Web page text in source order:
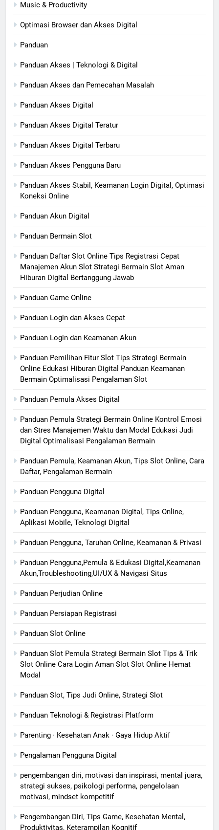
Music & Productivity
Optimasi Browser dan Akses Digital
Panduan
Panduan Akses | Teknologi & Digital
Panduan Akses dan Pemecahan Masalah
Panduan Akses Digital
Panduan Akses Digital Teratur
Panduan Akses Digital Terbaru
Panduan Akses Pengguna Baru
Panduan Akses Stabil, Keamanan Login Digital, Optimasi
Koneksi Online
Panduan Akun Digital
Panduan Bermain Slot
Panduan Daftar Slot Online Tips Registrasi Cepat
Manajemen Akun Slot Strategi Bermain Slot Aman
Hiburan Digital Bertanggung Jawab
Panduan Game Online
Panduan Login dan Akses Cepat
Panduan Login dan Keamanan Akun
Panduan Pemilihan Fitur Slot Tips Strategi Bermain
Online Edukasi Hiburan Digital Panduan Keamanan
Bermain Optimalisasi Pengalaman Slot
Panduan Pemula Akses Digital
Panduan Pemula Strategi Bermain Online Kontrol Emosi
dan Stres Manajemen Waktu dan Modal Edukasi Judi
Digital Optimalisasi Pengalaman Bermain
Panduan Pemula, Keamanan Akun, Tips Slot Online, Cara
Daftar, Pengalaman Bermain
Panduan Pengguna Digital
Panduan Pengguna, Keamanan Digital, Tips Online,
Aplikasi Mobile, Teknologi Digital
Panduan Pengguna, Taruhan Online, Keamanan & Privasi
Panduan Pengguna,Pemula & Edukasi Digital,Keamanan
Akun,Troubleshooting,UI/UX & Navigasi Situs
Panduan Perjudian Online
Panduan Persiapan Registrasi
Panduan Slot Online
Panduan Slot Pemula Strategi Bermain Slot Tips & Trik
Slot Online Cara Login Aman Slot Slot Online Hemat
Modal
Panduan Slot, Tips Judi Online, Strategi Slot
Panduan Teknologi & Registrasi Platform
Parenting · Kesehatan Anak · Gaya Hidup Aktif
Pengalaman Pengguna Digital
pengembangan diri, motivasi dan inspirasi, mental juara,
strategi sukses, psikologi performa, pengelolaan
motivasi, mindset kompetitif
Pengembangan Diri, Tips Game, Kesehatan Mental,
Produktivitas, Keterampilan Kognitif